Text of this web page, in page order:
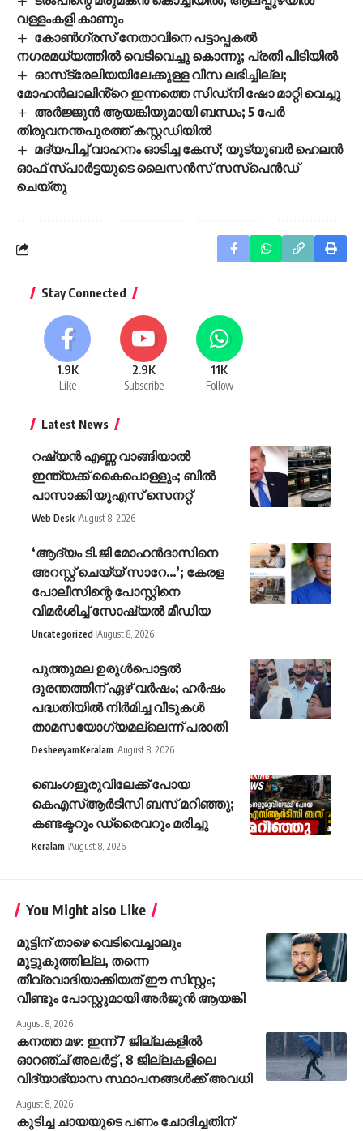
വള്ളംകളി കാണും
കോണ്‍ഗ്രസ് നേതാവിനെ പട്ടാപ്പകല്‍
നഗരമധ്യത്തില്‍ വെടിവെച്ചു കൊന്നു; പ്രതി പിടിയില്‍
ഓസ്‌ട്രേലിയയിലേക്കുള്ള വീസ ലഭിച്ചില്ല;
മോഹൻലാലിൻ്റെ ഇന്നത്തെ സിഡ്നി ഷോ മാറ്റി വെച്ചു
അർജ്ജുൻ ആയങ്കിയുമായി ബന്ധം; 5 പേർ
തിരുവനന്തപുരത്ത് കസ്റ്റഡിയിൽ
മദ്യപിച്ച് വാഹനം ഓടിച്ച കേസ്; യുട്യൂബര്‍ ഹെലന്‍
ഓഫ് സ്പാര്‍ട്ടയുടെ ലൈസന്‍സ് സസ്പെന്‍ഡ്
ചെയ്തു
Stay Connected
1.9K
Like
2.9K
Subscribe
11K
Follow
Latest News
റഷ്യൻ എണ്ണ വാങ്ങിയാൽ
ഇന്ത്യക്ക് കൈപൊള്ളും; ബിൽ
പാസാക്കി യുഎസ് സെനറ്റ്
Web Desk August 8, 2026
‘ആദ്യം ടി.ജി മോഹന്‍ദാസിനെ
അറസ്റ്റ് ചെയ്യ് സാറേ…’; കേരള
പോലീസിന്റെ പോസ്റ്റിനെ
വിമര്‍ശിച്ച് സോഷ്യല്‍ മീഡിയ
Uncategorized August 8, 2026
പുത്തുമല ഉരുള്‍പൊട്ടല്‍
ദുരന്തത്തിന് ഏഴ് വര്‍ഷം; ഹര്‍ഷം
പദ്ധതിയില്‍ നിര്‍മിച്ച വീടുകള്‍
താമസയോഗ്യമല്ലെന്ന് പരാതി
DesheeyamKeralam August 8, 2026
ബെംഗളൂരുവിലേക്ക് പോയ
കെഎസ്ആർ‍ടിസി ബസ് മറിഞ്ഞു;
കണ്ടക്ടറും ഡ്രൈവറും മരിച്ചു
Keralam August 8, 2026
You Might also Like
മുട്ടിന് താഴെ വെടിവെച്ചാലും
മുട്ടുകുത്തില്ല, തന്നെ
തീവ്രവാദിയാക്കിയത് ഈ സിസ്റ്റം;
വീണ്ടും പോസ്റ്റുമായി അർജുൻ ആയങ്കി
August 8, 2026
കനത്ത മഴ: ഇന്ന് 7 ജില്ലകളിൽ
ഓറഞ്ച് അലർ‌ട്ട് , 8 ജില്ലകളിലെ
വിദ്യാഭ്യാസ സ്ഥാപനങ്ങൾക്ക് അവധി
August 8, 2026
കുടിച്ച ചായയുടെ പണം ചോദിച്ചതിന്